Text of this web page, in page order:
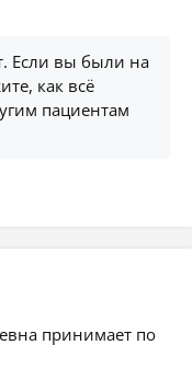
Если вы были на
как всё
пациентам
принимает по